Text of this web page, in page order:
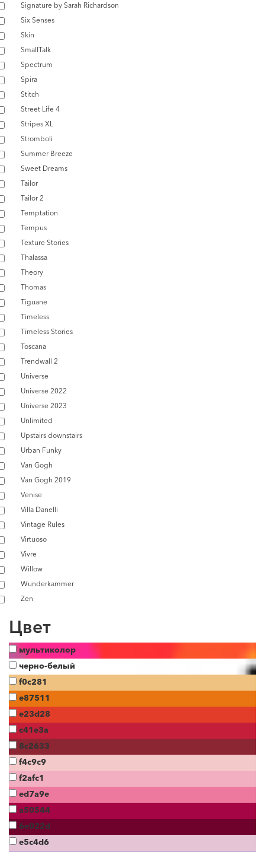
Signature by Sarah Richardson
Six Senses
Skin
SmallTalk
Spectrum
Spira
Stitch
Street Life 4
Stripes XL
Stromboli
Summer Breeze
Sweet Dreams
Tailor
Tailor 2
Temptation
Tempus
Texture Stories
Thalassa
Theory
Thomas
Tiguane
Timeless
Timeless Stories
Toscana
Trendwall 2
Universe
Universe 2022
Universe 2023
Unlimited
Upstairs downstairs
Urban Funky
Van Gogh
Van Gogh 2019
Venise
Villa Danelli
Vintage Rules
Virtuoso
Vivre
Willow
Wunderkammer
Zen
Цвет
мультиколор
черно-белый
f0c281
e87511
e23d28
c41e3a
8c2633
f4c9c9
f2afc1
ed7a9e
a50544
6e022d
e5c4d6